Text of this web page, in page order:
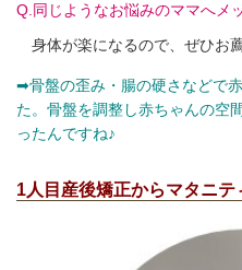
Q.同じようなお悩みのママへメ
身体が楽になるので、ぜひお
➡骨盤の歪み・腸の硬さなどで
た。骨盤を調整し赤ちゃんの空
ったんですね♪
1人目産後矯正からマタニテ